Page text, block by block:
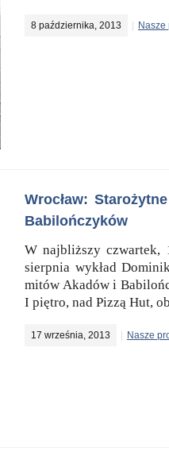
8 października, 2013 Nasze
Wrocław:
Babilończyków
W najbliższy czwartek,
sierpnia wykład
mitów Akadów i
I piętro, nad Pizzą Hut,
17 września, 2013 Nasze